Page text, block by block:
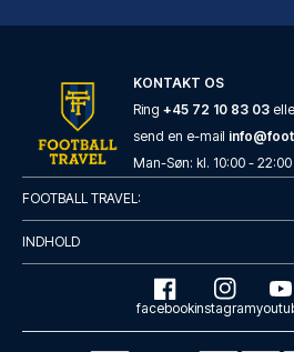
Maldron Hotel Glasgow City
Med et ophold ved Maldron Hote...
LÆS MERE OM HOTELLET
KONTAKT OS
Ring +45 72 10 83 03
send en e-mail
Man-Søn: kl. 10:00 - 22:00
FOOTBALL TRAVEL:
INDHOLD
facebookinstagram